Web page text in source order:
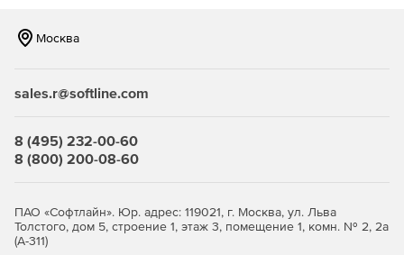
Москва
sales.r@softline.com
8 (495) 232-00-60
8 (800) 200-08-60
ПАО «Софтлайн». Юр. адрес: 119021, г. Москва, ул. Льва
Толстого, дом 5, строение 1, этаж 3, помещение 1, комн. № 2, 2а
(А-311)